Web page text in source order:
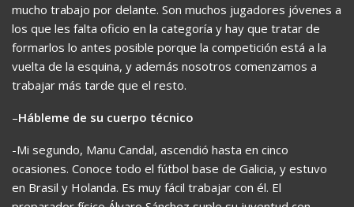
mucho trabajo por delante. Son muchos jugadores jóvenes a
los que les falta oficio en la categoría y hay que tratar de
formarlos lo antes posible porque la competición está a la
vuelta de la esquina, y además nosotros comenzamos a
trabajar más tarde que el resto.
–Hábleme de su cuerpo técnico
-Mi segundo, Manu Candal, ascendió hasta en cinco
ocasiones. Conoce todo el fútbol base de Galicia, y estuvo
en Brasil y Holanda. Es muy fácil trabajar con él. El